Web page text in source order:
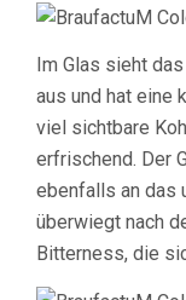
Im Glas sieht
aus und hat eine
viel sichtbare
erfrischend. Der
ebenfalls an das
überwiegt nach
Bitterness, die